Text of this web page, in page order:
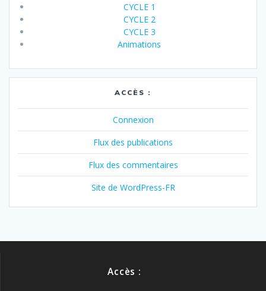
CYCLE 1
CYCLE 2
CYCLE 3
Animations
ACCÈS :
Connexion
Flux des publications
Flux des commentaires
Site de WordPress-FR
Accès :